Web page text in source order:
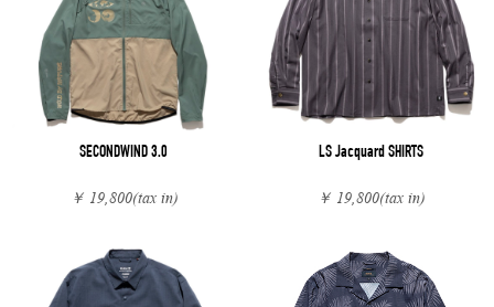
SECONDWIND 3.0
￥ 19,800(tax in)
LS Jacquard SHIRTS
￥ 19,800(tax in)